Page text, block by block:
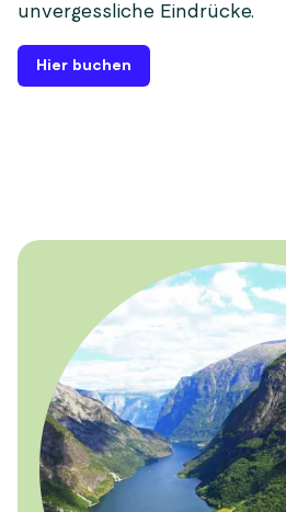
unvergessliche Eindrücke.
Hier buchen